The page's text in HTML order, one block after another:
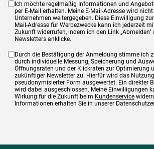
Ich möchte regelmäßig Informationen und
per E-Mail erhalten. Meine E-Mail-Adresse wird
Unternehmen weitergegeben. Diese Einwilligung
Mail-Adresse für Werbezwecke kann ich jederzeit
Zukunft widerrufen, indem ich den Link „Abmelden"
Newsletters anklicke.
Durch die Bestätigung der Anmeldung stimme ich
durch individuelle Messung, Speicherung und
Öffnungsraten und der Klickraten zur Optimierung
zukünftiger Newsletter zu. Hierfür wird das
pseudonymisierter Form ausgewertet. Ein direkter
wird dabei ausgeschlossen. Meine Einwilligungen
Wirkung für die Zukunft beim Kundenservice
Informationen erhalten Sie in unserer